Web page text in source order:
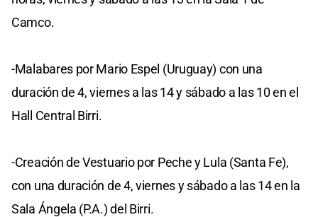
Camco.
-Malabares por Mario Espel (Uruguay) con una
duración de 4, viernes a las 14 y sábado a las 10 en el
Hall Central Birri.
-Creación de Vestuario por Peche y Lula (Santa Fe),
con una duración de 4, viernes y sábado a las 14 en la
Sala Ángela (P.A.) del Birri.